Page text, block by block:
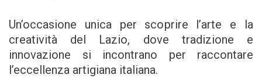
Un’occasione unica per scoprire l’arte e la
creatività del Lazio, dove tradizione e
innovazione si incontrano per raccontare
l’eccellenza artigiana italiana.